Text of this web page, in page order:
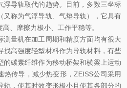
浮导轨取代的趋势。目前，多数三坐标
又称为气浮导轨、气垫导轨），它具有
、摩擦力极小、工作平稳等。
量机在加工周期和精度方面均有很大
找高强度轻型材料作为导轨材料，有些
的碳素纤维作为移动桥架和横梁上运动
热传导，减少热变形，ZEISS公司采用
轨，使其时效变形极小且使其各部分的